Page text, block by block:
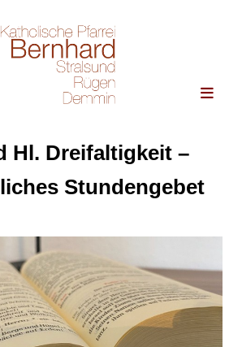
Hl. Dreifaltigkeit –
Stundengebet